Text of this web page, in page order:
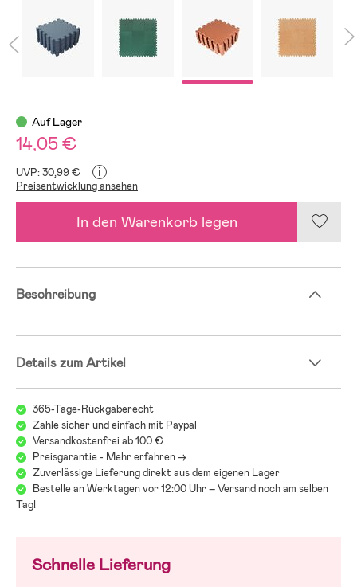
Auf Lager
14,05 €
UVP: 30,99 € i
Preisentwicklung ansehen
In den Warenkorb legen
Beschreibung
Details zum Artikel
365-Tage-Rückgaberecht
Zahle sicher und einfach mit Paypal
Versandkostenfrei ab 100 €
Preisgarantie - Mehr erfahren ->
Zuverlässige Lieferung direkt aus dem eigenen Lager
Bestelle an Werktagen vor 12:00 Uhr – Versand noch am selben
Tag!
Schnelle Lieferung